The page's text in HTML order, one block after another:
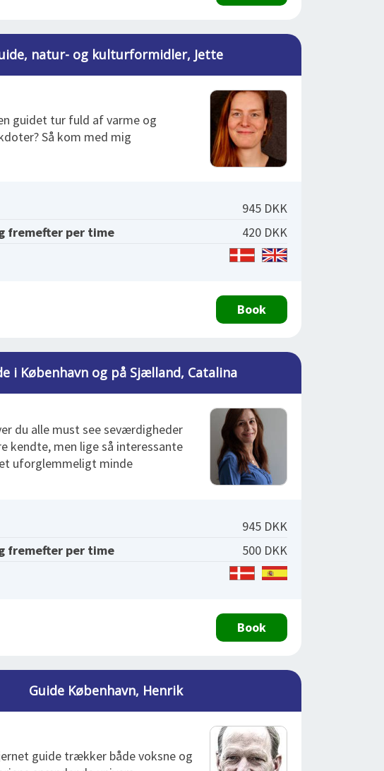
natur- og kulturformidler, Jette
guidet tur fuld af varme og
Så kom med mig
945 DKK
fremefter per time
420 DKK
Book
i København og på Sjælland, Catalina
du alle must see seværdigheder
kendte, men lige så interessante
uforglemmeligt minde
945 DKK
fremefter per time
500 DKK
Book
Guide København, Henrik
guide trækker både voksne og